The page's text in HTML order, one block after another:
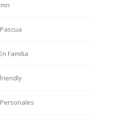
Familia